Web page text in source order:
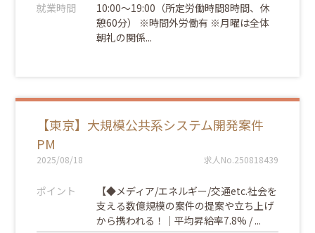
就業時間
10:00～19:00（所定労働時間8時間、休
憩60分） ※時間外労働有 ※月曜は全体
朝礼の関係...
【東京】大規模公共系システム開発案件
PM
2025/08/18 求人No.250818439
ポイント
【◆メディア/エネルギー/交通etc.社会を
支える数億規模の案件の提案や立ち上げ
から携われる！｜平均昇給率7.8% / ...